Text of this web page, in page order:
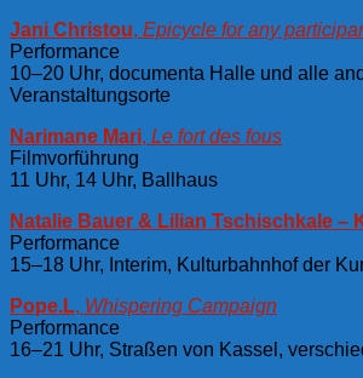
Jani Christou, Epicycle for any
Performance
10–20 Uhr, documenta Halle und alle
Veranstaltungsorte
Narimane Mari, Le fort des fous
Filmvorführung
11 Uhr, 14 Uhr, Ballhaus
Natalie Bauer & Lilian Tschischkale –
Performance
15–18 Uhr, Interim, Kulturbahnhof der
Pope.L, Whispering Campaign
Performance
16–21 Uhr, Straßen von Kassel,